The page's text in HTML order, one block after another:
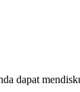
dapat